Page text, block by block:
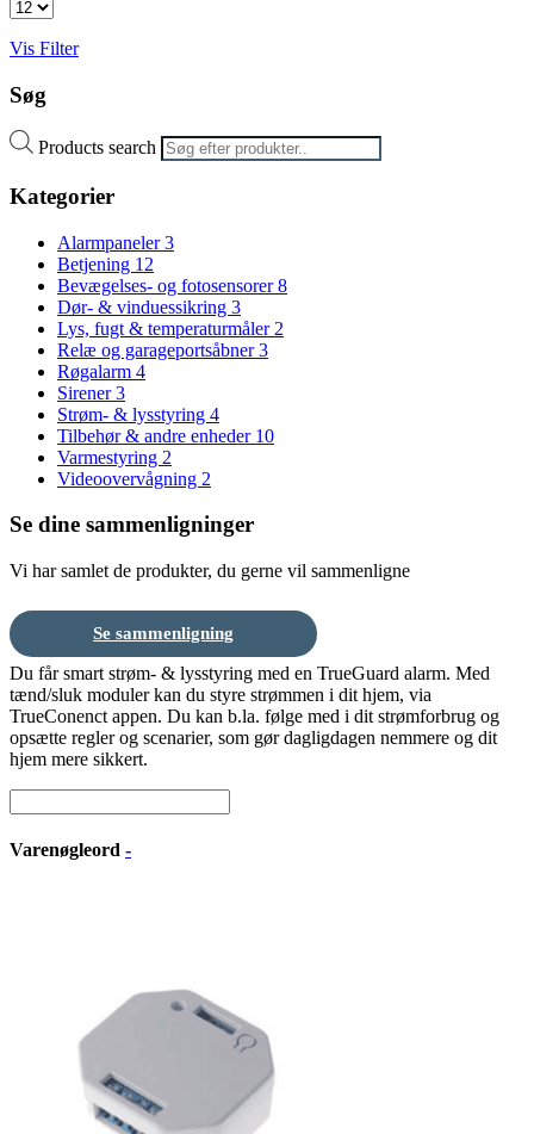
Vis Filter
Søg
Products search
Kategorier
Alarmpaneler3
Betjening 12
Bevægelses- og fotosensorer8
Dør- & vinduessikring 3
Lys, fugt & temperaturmåler 2
Relæ og garageportsåbner3
Røgalarm 4
Sirener3
Strøm- & lysstyring 4
Tilbehør & andre enheder 10
Varmestyring 2
Videoovervågning 2
Se dine sammenligninger
Vi har samlet de produkter, du gerne vil sammenligne
Se sammenligning
Du får smart strøm- & lysstyring med en TrueGuard alarm. Med
tænd/sluk moduler kan du styre strømmen i dit hjem, via
TrueConenct appen. Du kan b.la. følge med i dit strømforbrug og
opsætte regler og scenarier, som gør dagligdagen nemmere og dit
hjem mere sikkert.
Varenøgleord -